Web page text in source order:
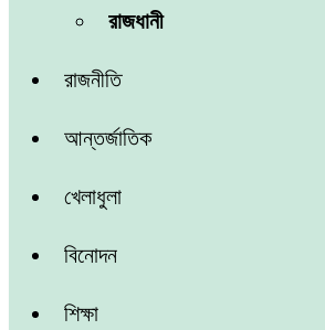
রাজধানী
রাজনীতি
আন্তর্জাতিক
খেলাধুলা
বিনোদন
শিক্ষা